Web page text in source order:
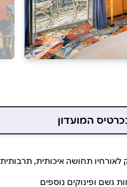
תחושה איכותית, תרבותית